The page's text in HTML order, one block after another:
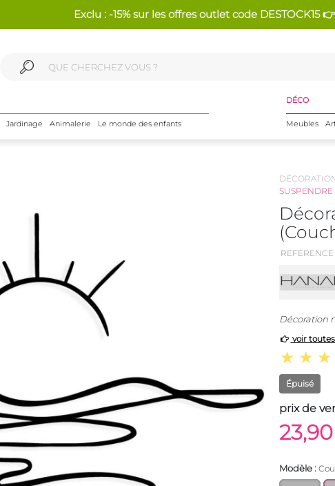
Exclu : -15% sur les offres outlet code DESTOCK15 👉
Jardinage Animalerie Le monde des enfants
DÉCO
Meubles
SUSPENDRE
REFERENCE
Décoration
voir
Épuisé
prix de
Modèle :